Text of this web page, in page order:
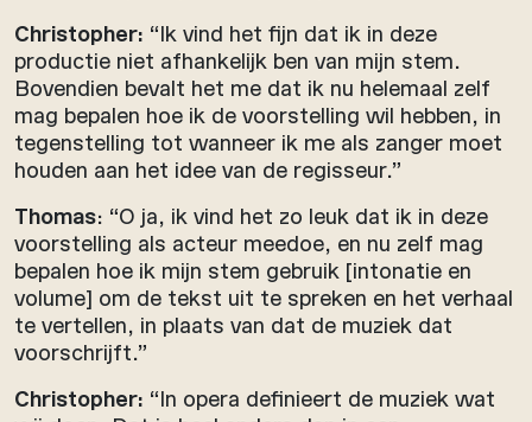
Christopher: “Ik vind het fijn dat ik in deze
productie niet afhankelijk ben van mijn stem.
Bovendien bevalt het me dat ik nu helemaal zelf
mag bepalen hoe ik de voorstelling wil hebben, in
tegenstelling tot wanneer ik me als zanger moet
houden aan het idee van de regisseur.”
Thomas: “O ja, ik vind het zo leuk dat ik in deze
voorstelling als acteur meedoe, en nu zelf mag
bepalen hoe ik mijn stem gebruik [intonatie en
volume] om de tekst uit te spreken en het verhaal
te vertellen, in plaats van dat de muziek dat
voorschrijft.”
Christopher: “In opera definieert de muziek wat